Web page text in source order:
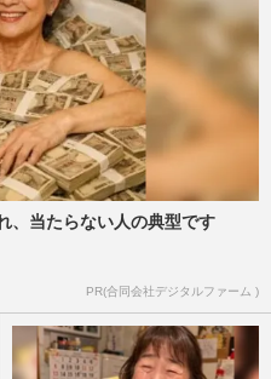
2026/1/13
しそうな芸能人カップル！
海人他、ランキング発表
6日・13日号
記事BEST5】『タイプ
2025/12/27
、当たらない人の典型です
PR(合同会社デジタルファーム )